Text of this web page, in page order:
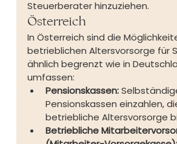
Steuerberater hinzuziehen.
Österreich
In Österreich sind die
betrieblichen Altersvorsorge für
ähnlich begrenzt wie in
umfassen:
Pensionskassen:
Pensionskassen einzahlen,
betriebliche Altersvorsorge
Betriebliche